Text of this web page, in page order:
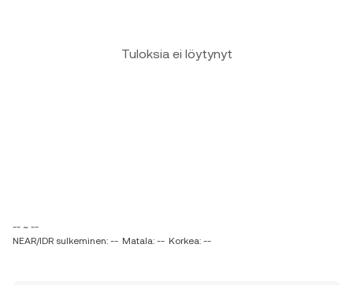
Tuloksia ei löytynyt
-- ~ --
NEAR/IDR sulkeminen: -- Matala: -- Korkea: --